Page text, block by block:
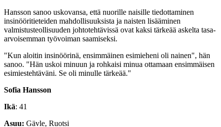
Hansson sanoo uskovansa, että nuorille naisille tiedottaminen
insinööritieteiden mahdollisuuksista ja naisten lisääminen
valmistusteollisuuden johtotehtävissä ovat kaksi tärkeää askelta tasa-
arvoisemman työvoiman saamiseksi.
"Kun aloitin insinöörinä, ensimmäinen esimieheni oli nainen", hän
sanoo. "Hän uskoi minuun ja rohkaisi minua ottamaan ensimmäisen
esimiestehtäväni. Se oli minulle tärkeää."
Sofia Hansson
Ikä: 41
Asuu: Gävle, Ruotsi